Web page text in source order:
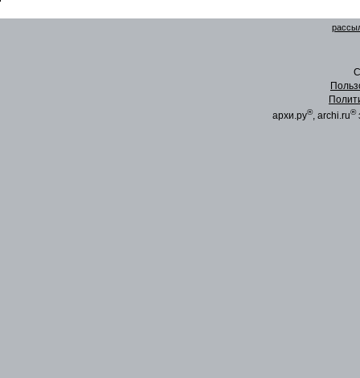
архи.ру®, archi.ru®